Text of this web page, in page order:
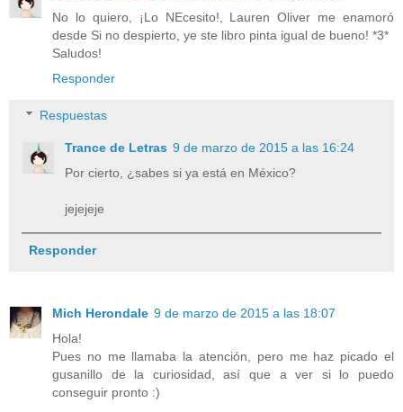
No lo quiero, ¡Lo NEcesito!, Lauren Oliver me enamoró
desde Si no despierto, ye ste libro pinta igual de bueno! *3*
Saludos!
Responder
Respuestas
Trance de Letras 9 de marzo de 2015 a las 16:24
Por cierto, ¿sabes si ya está en México?
jejejeje
Responder
Mich Herondale 9 de marzo de 2015 a las 18:07
Hola!
Pues no me llamaba la atención, pero me haz picado el
gusanillo de la curiosidad, así que a ver si lo puedo
conseguir pronto :)